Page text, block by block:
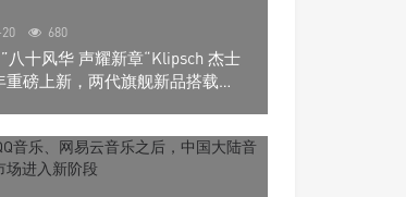
680
八十风华 声耀新章“Klipsch 杰士
重磅上新，两代旗舰新品搭载硬